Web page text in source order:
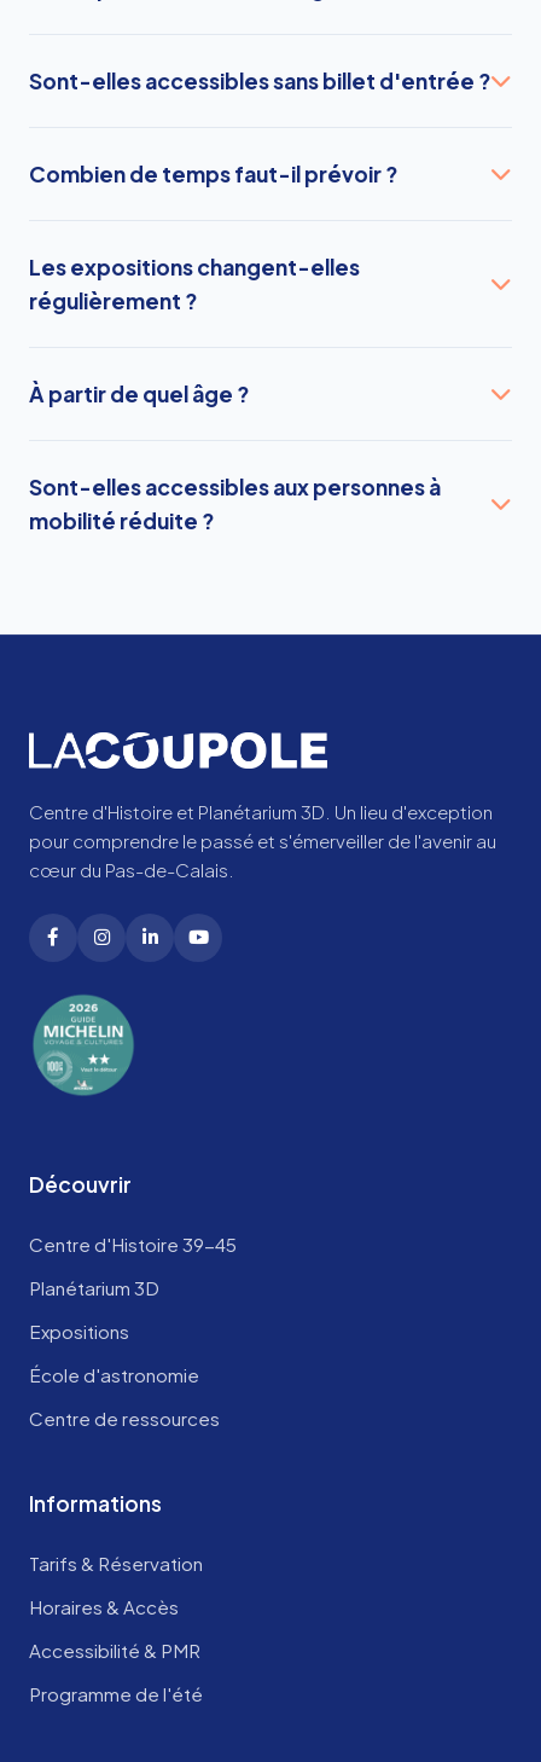
Sont-elles accessibles sans billet d'entrée ?
Combien de temps faut-il prévoir ?
Les expositions changent-elles
régulièrement ?
À partir de quel âge ?
Sont-elles accessibles aux personnes à
mobilité réduite ?
Centre d'Histoire et Planétarium 3D. Un lieu d'exception
pour comprendre le passé et s'émerveiller de l'avenir au
cœur du Pas-de-Calais.
Découvrir
Centre d'Histoire 39-45
Planétarium 3D
Expositions
École d'astronomie
Centre de ressources
Informations
Tarifs & Réservation
Horaires & Accès
Accessibilité & PMR
Programme de l'été